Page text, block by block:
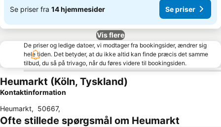
Se priser fra 14 hjemmesider Se priser
Vis flere
De priser og ledige datoer, vi modtager fra bookingsider, ændrer sig
hele tiden. Det betyder, at du ikke altid kan finde præcis det samme
tilbud, du så på trivago, når du føres videre til bookingsiden.
Heumarkt (Köln, Tyskland)
Kontaktinformation
Heumarkt, 50667,
Ofte stillede spørgsmål om Heumarkt